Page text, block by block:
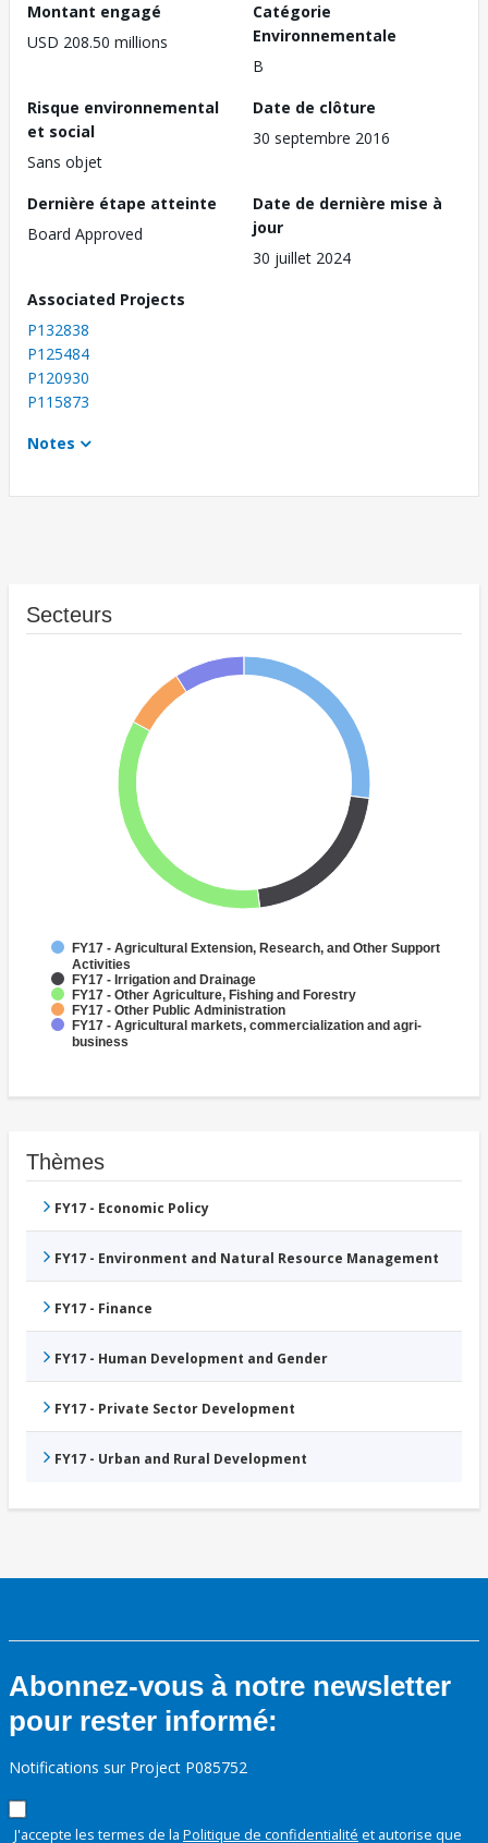
Montant engagé
USD 208.50 millions
Catégorie
Environnementale
B
Risque environnemental
et social
Sans objet
Date de clôture
30 septembre 2016
Dernière étape atteinte
Board Approved
Date de dernière mise à
jour
30 juillet 2024
Associated Projects
P132838
P125484
P120930
P115873
Notes
Secteurs
FY17 - Agricultural Extension, Research, and Other Support
Activities
FY17 - Irrigation and Drainage
FY17 - Other Agriculture, Fishing and Forestry
FY17 - Other Public Administration
FY17 - Agricultural markets, commercialization and agri-
business
Thèmes
FY17 - Economic Policy
FY17 - Environment and Natural Resource Management
FY17 - Finance
FY17 - Human Development and Gender
FY17 - Private Sector Development
FY17 - Urban and Rural Development
Abonnez-vous à notre newsletter
pour rester informé:
Notifications sur Project P085752
J'accepte les termes de la Politique de confidentialité et autorise que